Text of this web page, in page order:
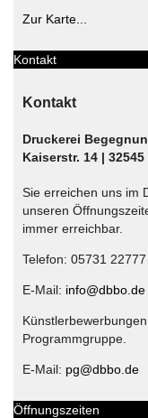
Zur Karte...
Kontakt
Kontakt
Druckerei
Kaiserstr. 14 |
Sie erreichen uns im
unseren
immer erreichbar.
Telefon: 05731 22777
E-Mail: info@dbbo.de
Programmgruppe.
E-Mail: pg@dbbo.de
Öffnungszeiten